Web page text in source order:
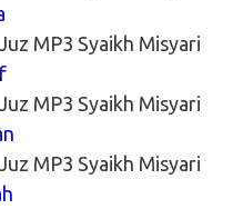
MP3 Syaikh Misyari
MP3 Syaikh Misyari
MP3 Syaikh Misyari